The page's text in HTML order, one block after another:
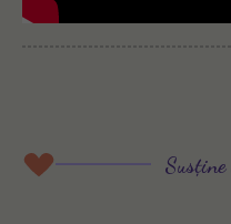
Susține